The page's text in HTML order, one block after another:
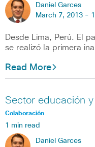
Daniel Garces
March 7, 2013 -
Desde Lima, Perú. El
se realizó la primera
Read More
Sector educación
Colaboración
1 min read
Daniel Garces